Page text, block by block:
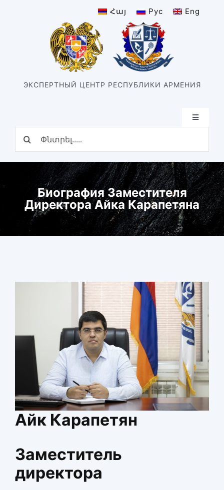
Հայ Рус Eng
ЭКСПЕРТНЫЙ ЦЕНТР РЕСПУБЛИКИ АРМЕНИЯ
Toggle
Структура
Наш центр
История центра
Подразделения
Виды экспертизы
Новости
Биография Заместителя
Директора Айка Карапетяна
Айк Карапетян
Заместитель
директора